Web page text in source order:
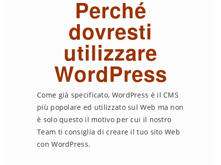
Perché
dovresti
utilizzare
WordPress
Come già specificato, WordPress è il CMS
più popolare ed utilizzato sul Web ma non
è solo questo il motivo per cui il nostro
Team ti consiglia di creare il tuo sito Web
con WordPress.